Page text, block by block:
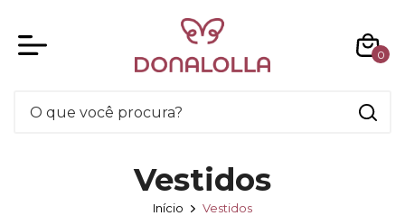
0
Vestidos
Início Vestidos